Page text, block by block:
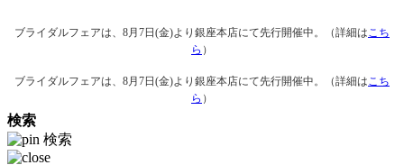
ブライダルフェアは、8月7日(金)より銀座本店にて先行開催中。（詳細はこち
ら ）
ブライダルフェアは、8月7日(金)より銀座本店にて先行開催中。（詳細はこち
ら ）
検索
検索